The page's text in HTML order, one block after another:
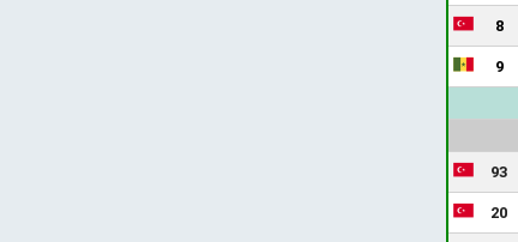
8
9
93
20